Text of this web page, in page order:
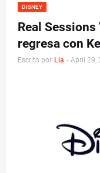
DISNEY
Real
regresa con
Escrito por Lia - April 29,